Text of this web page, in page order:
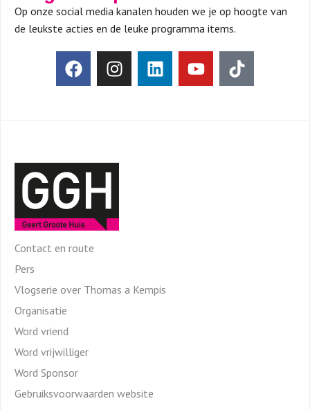
Op onze social media kanalen houden we je op hoogte van
de leukste acties en de leuke programma items.
Contact en route
Pers
Vlogserie over Thomas a Kempis
Organisatie
Word vriend
Word vrijwilliger
Word Sponsor
Gebruiksvoorwaarden website